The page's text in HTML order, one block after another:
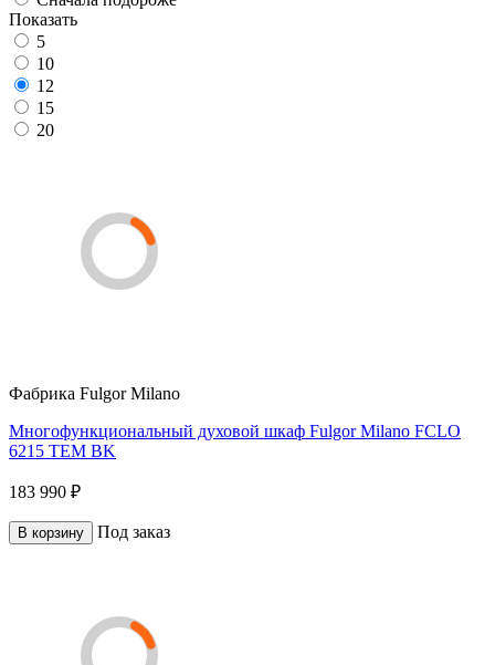
Показать
5
10
12
15
20
Фабрика Fulgor Milano
Многофункциональный духовой шкаф Fulgor Milano FCLO
6215 TEM BK
183 990 ₽
В корзину Под заказ